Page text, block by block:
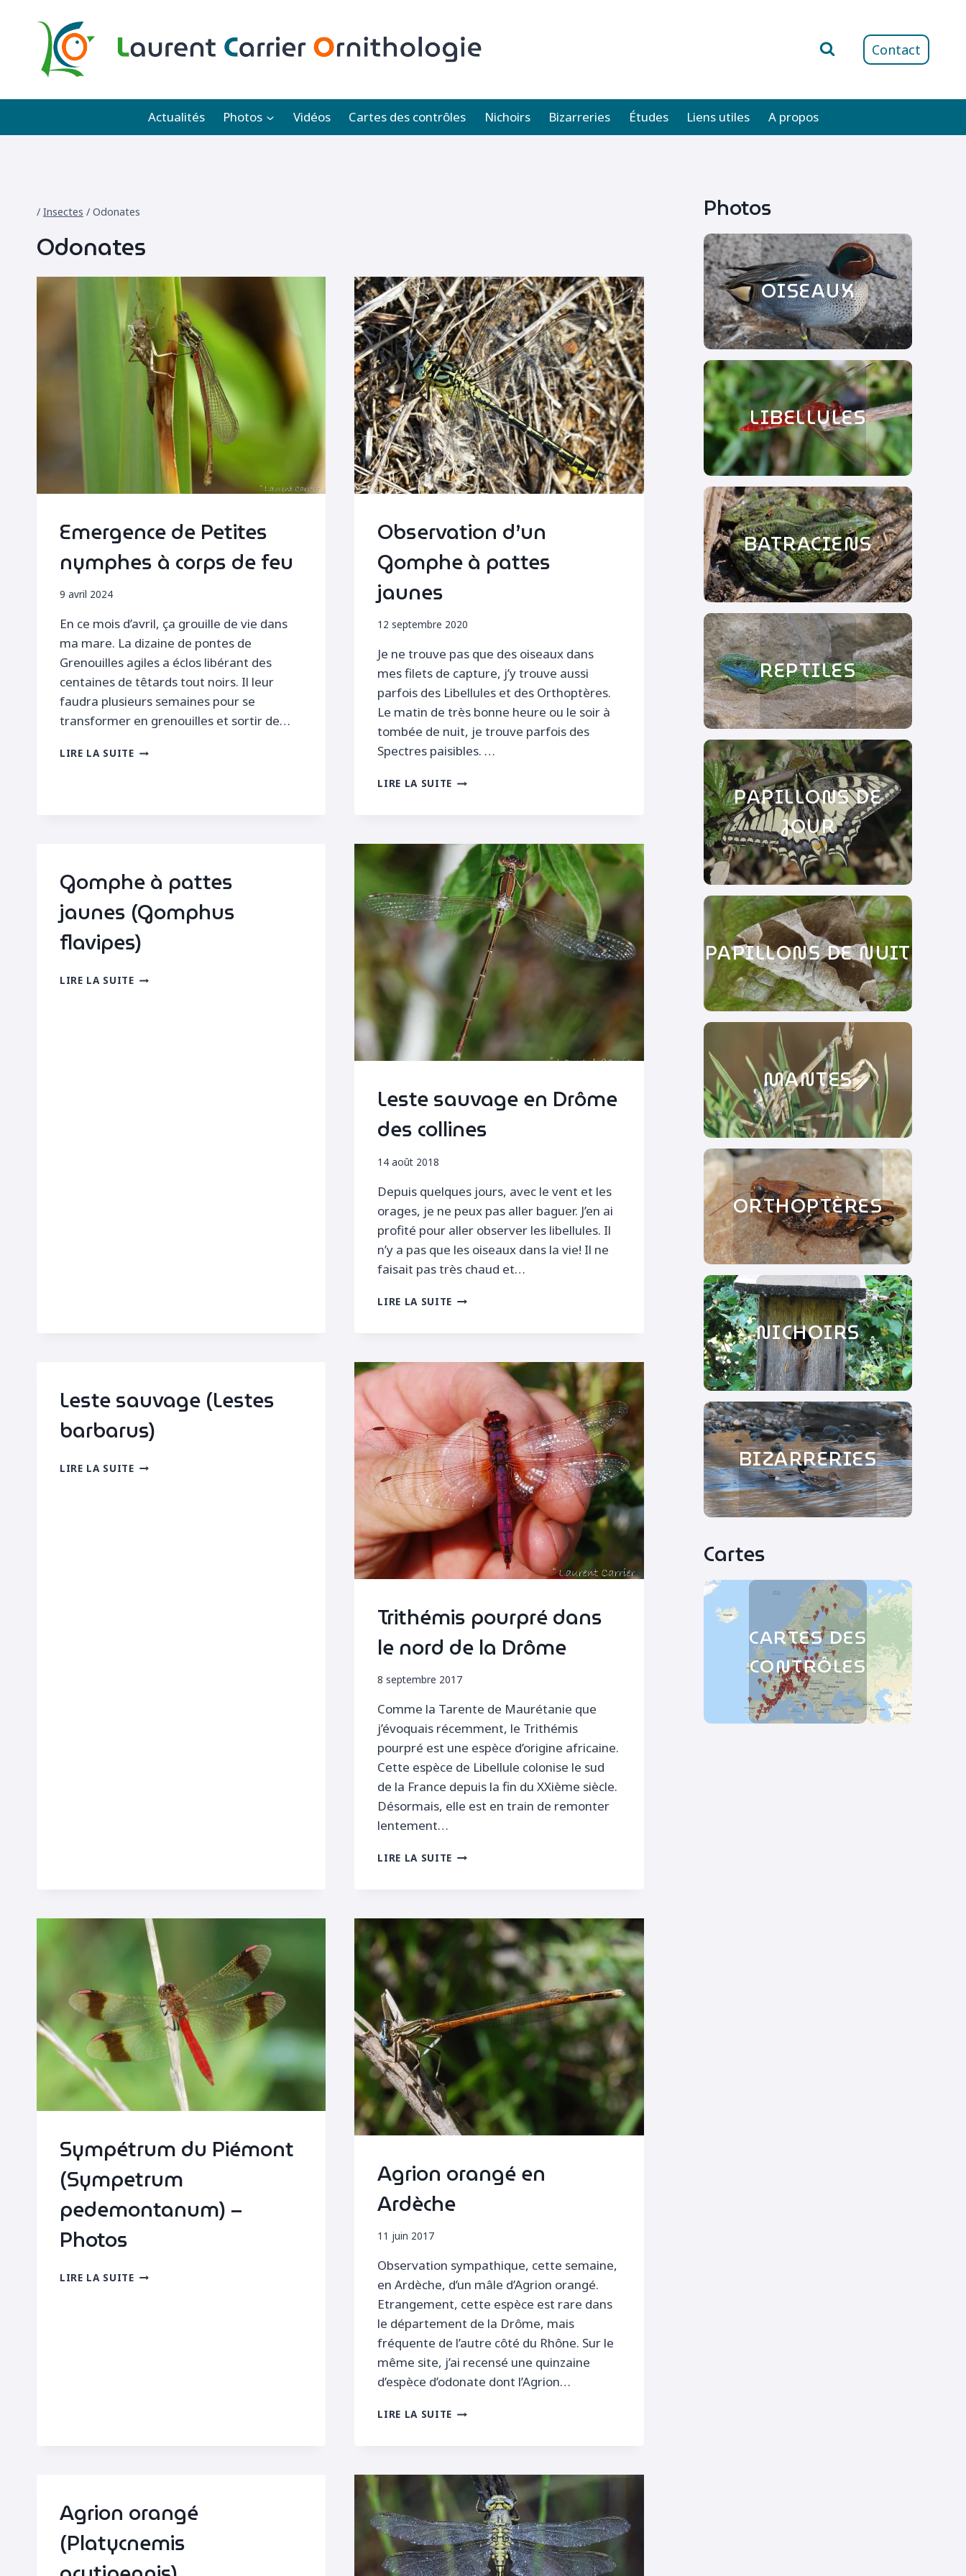
Contact
Actualités Photos Vidéos Cartes des contrôles Nichoirs Bizarreries Études Liens utiles A propos
/ Insectes / Odonates
Odonates
Emergence de Petites
nymphes à corps de feu
9 avril 2024
En ce mois d’avril, ça grouille de vie dans
ma mare. La dizaine de pontes de
Grenouilles agiles a éclos libérant des
centaines de têtards tout noirs. Il leur
faudra plusieurs semaines pour se
transformer en grenouilles et sortir de…
LIRE LA SUITEEMERGENCE
Observation d’un
Gomphe à pattes
jaunes
12 septembre 2020
Je ne trouve pas que des oiseaux dans
mes filets de capture, j’y trouve aussi
parfois des Libellules et des Orthoptères.
Le matin de très bonne heure ou le soir à
tombée de nuit, je trouve parfois des
Spectres paisibles. …
LIRE LA SUITE OBSERVATION
JAUNES
Gomphe à pattes
jaunes (Gomphus
flavipes)
LIRE LA SUITEGOMPHE
Leste sauvage en Drôme
des collines
14 août 2018
Depuis quelques jours, avec le vent et les
orages, je ne peux pas aller baguer. J’en ai
profité pour aller observer les libellules. Il
n’y a pas que les oiseaux dans la vie! Il ne
faisait pas très chaud et…
LIRE LA SUITE LESTE
COLLINES
Leste sauvage (Lestes
barbarus)
LIRE LA SUITELESTE
Trithémis pourpré dans
le nord de la Drôme
8 septembre 2017
Comme la Tarente de Maurétanie que
j’évoquais récemment, le Trithémis
pourpré est une espèce d’origine africaine.
Cette espèce de Libellule colonise le sud
de la France depuis la fin du XXième siècle.
Désormais, elle est en train de remonter
lentement…
LIRE LA SUITE TRITHÉMIS
LA
Sympétrum du Piémont
(Sympetrum
pedemontanum) –
Photos
LIRE LA SUITESYMPÉTRUM
Agrion orangé en
Ardèche
11 juin 2017
Observation sympathique, cette semaine,
en Ardèche, d’un mâle d’Agrion orangé.
Etrangement, cette espèce est rare dans
le département de la Drôme, mais
fréquente de l’autre côté du Rhône. Sur le
même site, j’ai recensé une quinzaine
d’espèce d’odonate dont l’Agrion…
LIRE LA SUITE AGRION
Agrion orangé
(Platycnemis
Photos
OISEAUX
LIBELLULES
BATRACIENS
REPTILES
PAPILLONS DE
JOUR
PAPILLONS DE NUIT
MANTES
ORTHOPTÈRES
NICHOIRS
BIZARRERIES
Cartes
CARTES DES
CONTRÔLES